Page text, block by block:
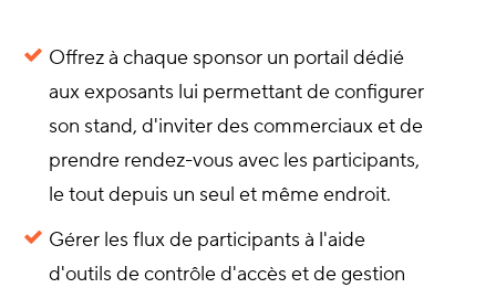
Offrez à chaque sponsor un portail dédié
aux exposants lui permettant de configurer
son stand, d'inviter des commerciaux et de
prendre rendez-vous avec les participants,
le tout depuis un seul et même endroit.
Gérer les flux de participants à l'aide
d'outils de contrôle d'accès et de gestion